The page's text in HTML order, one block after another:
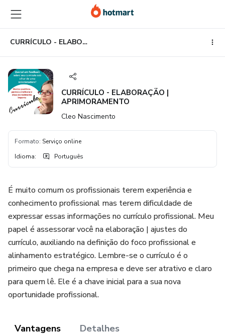
para
o
conteúdo
principal
para
o
pagamento
para
o
rodapé
CURRÍCULO - ELABORAÇÃO | APRIMORAMENTO
CURRÍCULO - ELABORAÇÃO |
APRIMORAMENTO
Cleo Nascimento
Formato: Serviço online
Idioma: Português
É muito comum os profissionais terem experiência e
conhecimento profissional mas terem dificuldade de
expressar essas informações no currículo profissional. Meu
papel é assessorar você na elaboração | ajustes do
currículo, auxiliando na definição do foco profissional e
alinhamento estratégico. Lembre-se o currículo é o
primeiro que chega na empresa e deve ser atrativo e claro
para quem lê. Ele é a chave inicial para a sua nova
oportunidade profissional.
Vantagens Detalhes